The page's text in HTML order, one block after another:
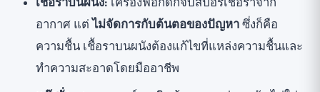
อากาศ แต่ไม่จัดการกับต้นตอของปัญหาซึ่งก็คือ
ความชื้น เชื้อราบนผนังต้องแก้ไขที่แหล่งความชื้นและ
ทำความสะอาดโดยมืออาชีพ